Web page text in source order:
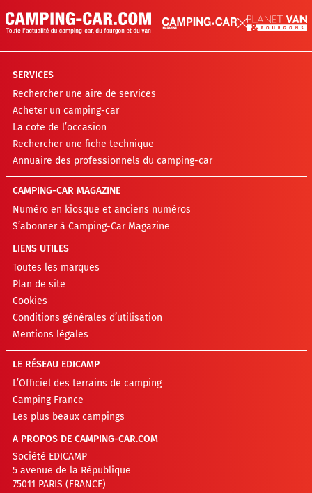
SERVICES
Rechercher une aire de services
Acheter un camping-car
La cote de l’occasion
Rechercher une fiche technique
Annuaire des professionnels du camping-car
CAMPING-CAR MAGAZINE
Numéro en kiosque et anciens numéros
S’abonner à Camping-Car Magazine
LIENS UTILES
Toutes les marques
Plan de site
Cookies
Conditions générales d’utilisation
Mentions légales
LE RÉSEAU EDICAMP
L’Officiel des terrains de camping
Camping France
Les plus beaux campings
A PROPOS DE CAMPING-CAR.COM
Société EDICAMP
5 avenue de la République
75011 PARIS (FRANCE)